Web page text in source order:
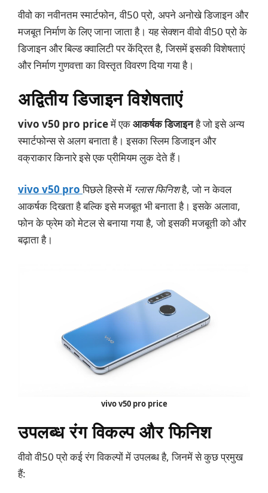
वीवो का नवीनतम स्मार्टफोन, वी50 प्रो, अपने अनोखे डिजाइन और
मजबूत निर्माण के लिए जाना जाता है। यह सेक्शन वीवो वी50 प्रो के
डिजाइन और बिल्ड क्वालिटी पर केंद्रित है, जिसमें इसकी विशेषताएं
और निर्माण गुणवत्ता का विस्तृत विवरण दिया गया है।
अद्वितीय डिजाइन विशेषताएं
vivo v50 pro priceमें एकआकर्षक डिजाइनहै जो इसे अन्य
स्मार्टफोन्स से अलग बनाता है। इसका स्लिम डिजाइन और
वक्राकार किनारे इसे एक प्रीमियम लुक देते हैं।
vivo v50 pro पिछले हिस्से में ग्लास फिनिशहै, जो न केवल
आकर्षक दिखता है बल्कि इसे मजबूत भी बनाता है। इसके अलावा,
फोन के फ्रेम को मेटल से बनाया गया है, जो इसकी मजबूती को और
बढ़ाता है।
vivo v50 pro price
उपलब्ध रंग विकल्प और फिनिश
वीवो वी50 प्रो कई रंग विकल्पों में उपलब्ध है, जिनमें से कुछ प्रमुख
हैं: